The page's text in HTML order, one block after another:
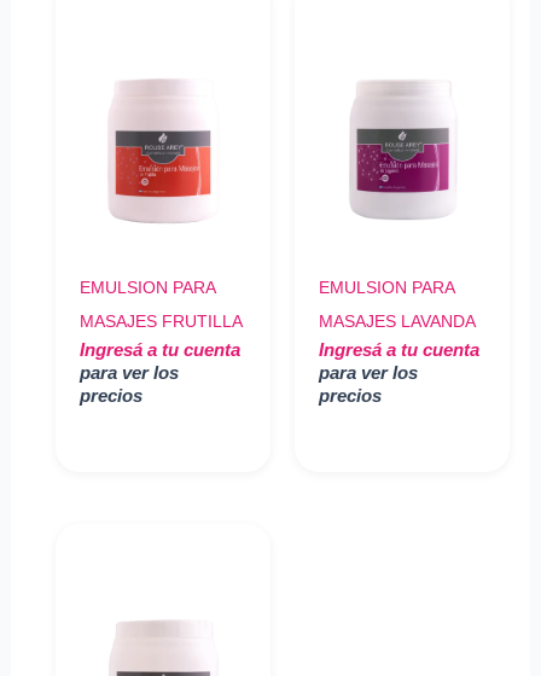
EMULSION PARA
MASAJES FRUTILLA
Ingresá a tu cuenta
para ver los
precios
EMULSION PARA
MASAJES LAVANDA
Ingresá a tu cuenta
para ver los
precios